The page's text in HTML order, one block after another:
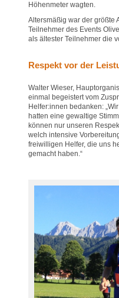
Höhenmeter wagten.
Altersmäßig war der größte
Teilnehmer des Events
als ältester Teilnehmer die
Respekt vor der
Walter Wieser,
einmal begeistert vom
Helfer:innen bedanken:
hatten eine gewaltige
können nur unseren
welch intensive
freiwilligen Helfer, die uns
gemacht haben.“